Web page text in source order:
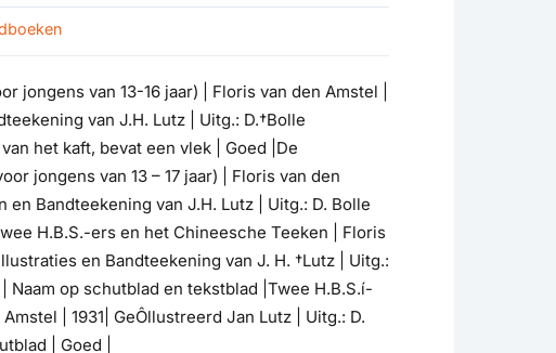
jongens van 13-16 jaar) | Floris van den Amstel |
van J.H. Lutz | Uitg.: D.†Bolle
het kaft, bevat een vlek | Goed |De
jongens van 13 – 17 jaar) | Floris van den
Bandteekening van J.H. Lutz | Uitg.: D. Bolle
H.B.S.-ers en het Chineesche Teeken | Floris
en Bandteekening van J. H. †Lutz | Uitg.:
Naam op schutblad en tekstblad |Twee H.B.S.í-
| 1931| GeÔllustreerd Jan Lutz | Uitg.: D.
| Goed |